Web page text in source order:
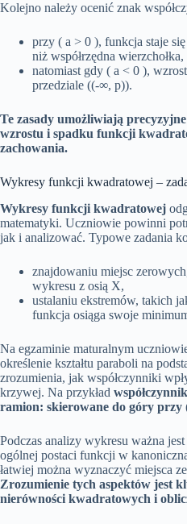
Kolejno należy ocenić znak
przy ( a > 0 ), funkcja staje
niż współrzędna
natomiast gdy ( a < 0 ),
przedziale ((-∞, p)).
Te zasady umożliwiają
wzrostu i spadku funkcji
zachowania.
Wykresy funkcji kwadratowej –
Wykresy funkcji kwadratowej
matematyki. Uczniowie powinni
jak i analizować. Typowe zadania
znajdowaniu miejsc
wykresu z osią X,
ustalaniu ekstremów, takich
funkcja osiąga swoje
Na egzaminie maturalnym
określenie kształtu paraboli na
zrozumienia, jak współczynniki
krzywej. Na przykład
ramion: skierowane do góry przy
Podczas analizy wykresu ważna jest
ogólnej postaci funkcji w
łatwiej można wyznaczyć miejsca
Zrozumienie tych aspektów jest
nierówności kwadratowych i